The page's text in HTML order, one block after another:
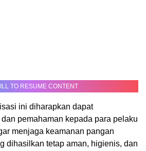
TO RESUME CONTENT
ini diharapkan dapat
pemahaman kepada para pelaku
menjaga keamanan pangan
dihasilkan tetap aman, higienis, dan